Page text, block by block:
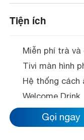
Tiện ích
Miễn phí trà
Tivi màn hình
Hệ thống cách
Welcome Drink
Mạng wifi tốc
Bàn trang điểm
Gọi ngay